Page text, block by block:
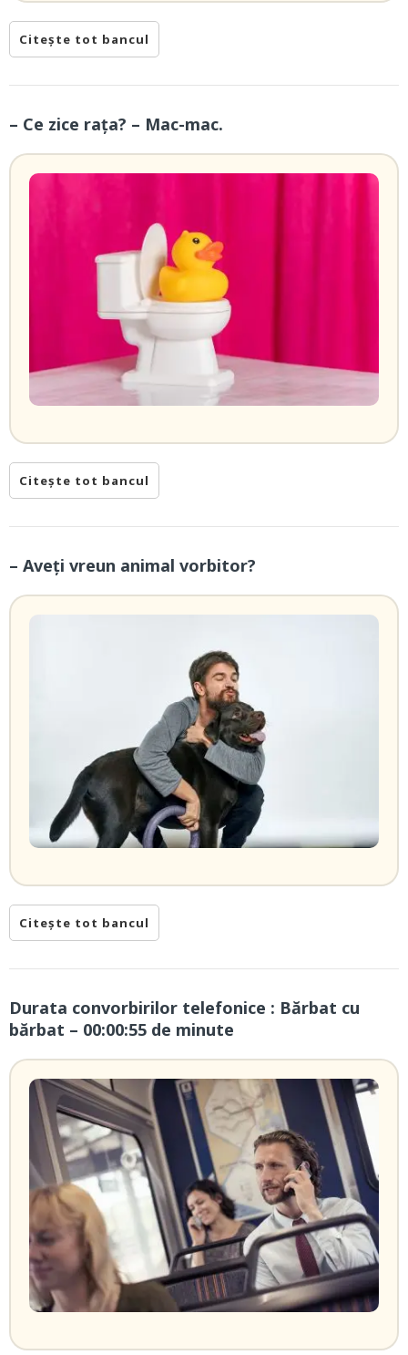
Citește tot bancul
– Ce zice rața? – Mac-mac.
Citește tot bancul
– Aveți vreun animal vorbitor?
Citește tot bancul
Durata convorbirilor telefonice : Bărbat cu
bărbat – 00:00:55 de minute